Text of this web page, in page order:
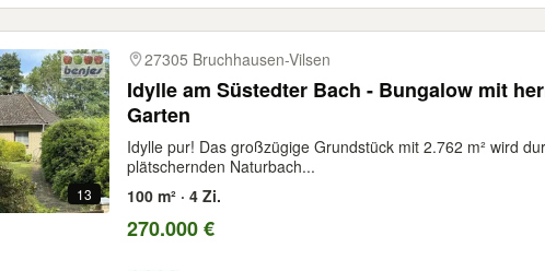
13
27305 Bruchhausen-Vilsen
Idylle am Süstedter Bach - Bungalow mit herrlichem
Garten
Idylle pur! Das großzügige Grundstück mit 2.762 m² wird
plätschernden Naturbach...
100 m² · 4 Zi.
270.000 €